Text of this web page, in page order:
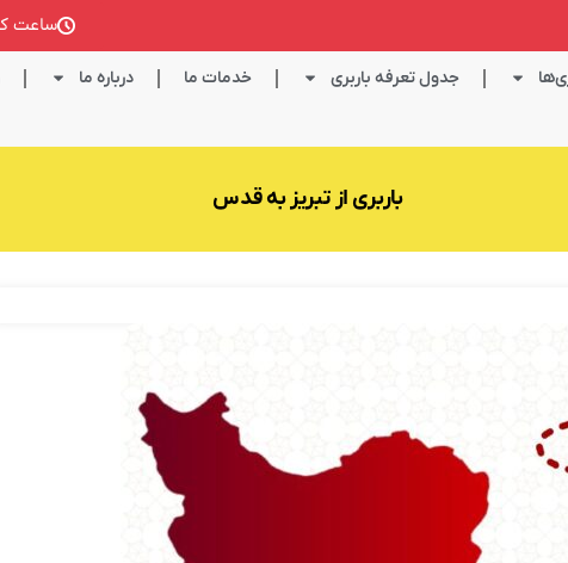
ساعت کاری : 7 روز
جدول تعرفه باربری خدمات ما درباره ما
باربری از تبریز به قدس